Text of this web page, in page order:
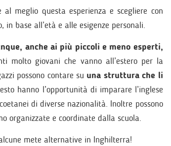
meglio questa esperienza e scegliere con
base all’età e alle esigenze personali.
anche ai più piccoli e meno esperti,
molto giovani che vanno all’estero per la
possono contare su una struttura che li
hanno l’opportunità di imparare l’inglese
di diverse nazionalità. Inoltre possono
organizzate e coordinate dalla scuola.
mete alternative in Inghilterra!